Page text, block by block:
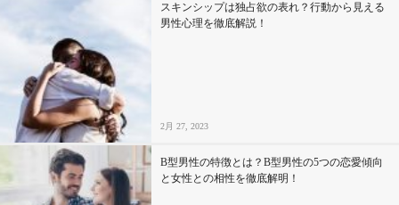
スキンシップは独占欲の表れ？行動から見える
男性心理を徹底解説！
2月 27, 2023
B型男性の特徴とは？B型男性の5つの恋愛傾向
と女性との相性を徹底解明！